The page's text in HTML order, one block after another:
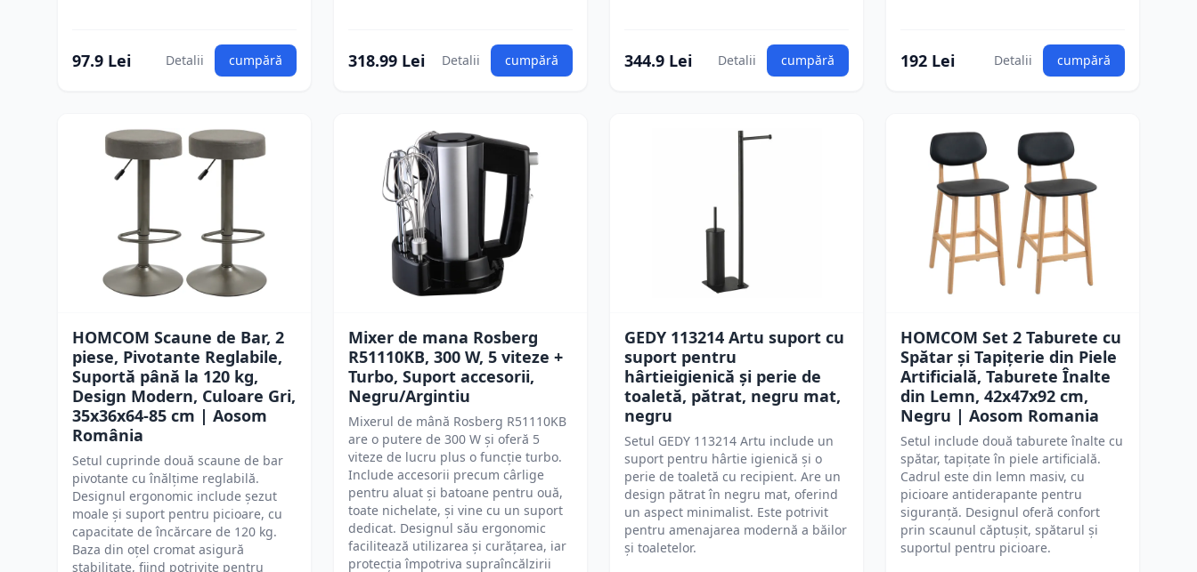
97.9 Lei Detalii cumpără 318.99 Lei Detalii cumpără 344.9 Lei Detalii cumpără 192 Lei Detalii cumpără
HOMCOM Scaune de Bar, 2
piese, Pivotante Reglabile,
Suportă până la 120 kg,
Design Modern, Culoare Gri,
35x36x64-85 cm | Aosom
România
Setul cuprinde două scaune de bar
pivotante cu înălțime reglabilă.
Designul ergonomic include șezut
moale și suport pentru picioare, cu
capacitate de încărcare de 120 kg.
Baza din oțel cromat asigură
stabilitate, fiind potrivite pentru
Mixer de mana Rosberg
R51110KB, 300 W, 5 viteze +
Turbo, Suport accesorii,
Negru/Argintiu
Mixerul de mână Rosberg R51110KB
are o putere de 300 W și oferă 5
viteze de lucru plus o funcție turbo.
Include accesorii precum cârlige
pentru aluat și batoane pentru ouă,
toate nichelate, și vine cu un suport
dedicat. Designul său ergonomic
facilitează utilizarea și curățarea, iar
protecția împotriva supraîncălzirii
GEDY 113214 Artu suport cu
suport pentru
hârtieigienică și perie de
toaletă, pătrat, negru mat,
negru
Setul GEDY 113214 Artu include un
suport pentru hârtie igienică și o
perie de toaletă cu recipient. Are un
design pătrat în negru mat, oferind
un aspect minimalist. Este potrivit
pentru amenajarea modernă a băilor
și toaletelor.
HOMCOM Set 2 Taburete cu
Spătar și Tapițerie din Piele
Artificială, Taburete Înalte
din Lemn, 42x47x92 cm,
Negru | Aosom Romania
Setul include două taburete înalte cu
spătar, tapițate în piele artificială.
Cadrul este din lemn masiv, cu
picioare antiderapante pentru
siguranță. Designul oferă confort
prin scaunul căptușit, spătarul și
suportul pentru picioare.